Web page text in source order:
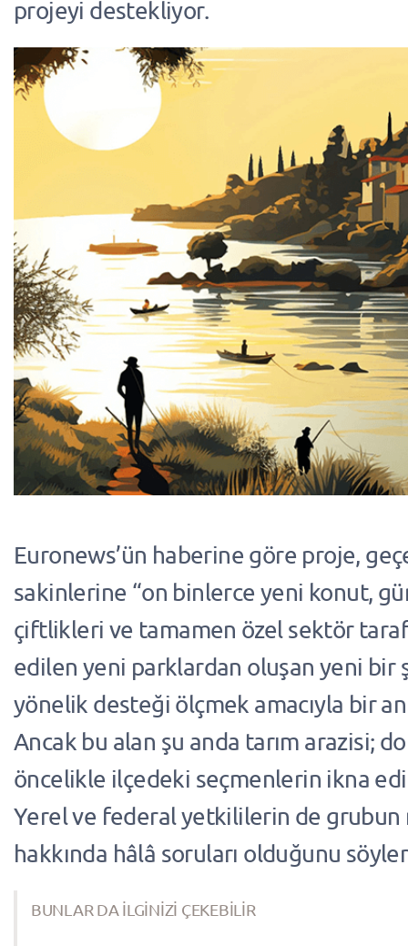
projeyi destekliyor.
Euronews’ün haberine göre proje,
sakinlerine “on binlerce yeni konut,
çiftlikleri ve tamamen özel sektör
edilen yeni parklardan oluşan yeni bir
yönelik desteği ölçmek amacıyla bir
Ancak bu alan şu anda tarım arazisi;
öncelikle ilçedeki seçmenlerin ikna
Yerel ve federal yetkililerin de
hakkında hâlâ soruları olduğunu
BUNLAR DA İLGİNİZİ ÇEKEBİLİR